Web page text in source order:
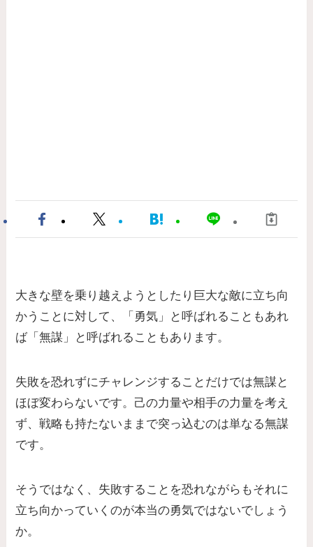
大きな壁を乗り越えようとしたり巨大な敵に立ち向
かうことに対して、「勇気」と呼ばれることもあれ
ば「無謀」と呼ばれることもあります。
失敗を恐れずにチャレンジすることだけでは無謀と
ほぼ変わらないです。己の力量や相手の力量を考え
ず、戦略も持たないままで突っ込むのは単なる無謀
です。
そうではなく、失敗することを恐れながらもそれに
立ち向かっていくのが本当の勇気ではないでしょう
か。